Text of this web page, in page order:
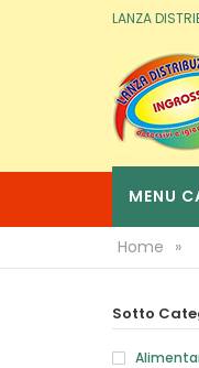
LANZA
MENU
Home »
Sotto